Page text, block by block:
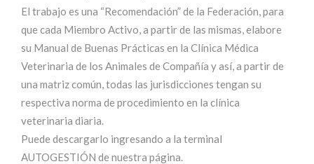
El trabajo es una “Recomendación” de la Federación, para
que cada Miembro Activo, a partir de las mismas, elabore
su Manual de Buenas Prácticas en la Clínica Médica
Veterinaria de los Animales de Compañía y así, a partir de
una matriz común, todas las jurisdicciones tengan su
respectiva norma de procedimiento en la clínica
veterinaria diaria.
Puede descargarlo ingresando a la terminal
AUTOGESTIÓN de nuestra página.